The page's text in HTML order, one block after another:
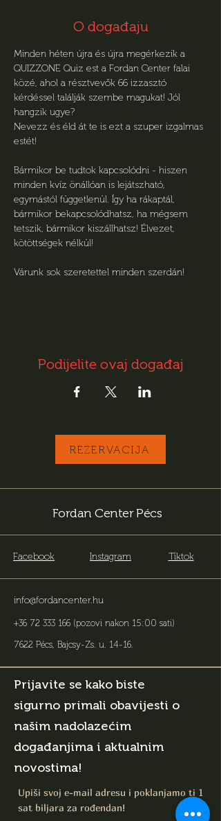
O događaju
Minden héten újra és újra megérkezik a
QUIZZONE Quiz est a Fordan Center falai
közé, ahol a résztvevők 66 izzasztó
kérdéssel találják szembe magukat! Jól
hangzik ugye?
Nevezz és éld át te is ezt a szuper izgalmas
estét!
Bármikor be tudtok kapcsolódni - hiszen
minden kvíz önállóan is lejátszható,
egymástól függetlenül. Így ha rákaptál,
bármikor bekapcsolódhatsz, ha mégsem
tetszik, bármikor kiszállhatsz! Élvezet,
kötöttségek nélkül!
Várunk sok szeretettel minden szerdán!
Podijelite ovaj događaj
REZERVACIJA
Fordan Center Pécs
Facebook Instagram Tiktok
info@fordancenter.hu
+36 72 333 166 (pozovi nakon 15:00 sati)
7622 Pécs, Bajcsy-Zs. u. 14-16.
Prijavite se kako biste
sigurno primali obavijesti o
našim nadolazećim
događanjima i aktualnim
novostima!
Upiši svoj e-mail adresu i poklanjamo ti 1
sat biljara za rođendan!